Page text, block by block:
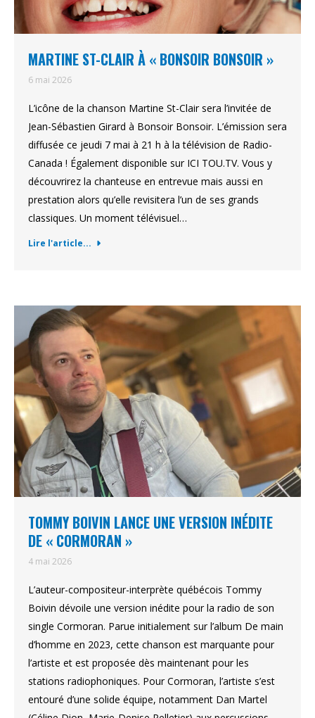
MARTINE ST-CLAIR À « BONSOIR BONSOIR »
6 mai 2026
L’icône de la chanson Martine St-Clair sera l’invitée de
Jean-Sébastien Girard à Bonsoir Bonsoir. L’émission sera
diffusée ce jeudi 7 mai à 21 h à la télévision de Radio-
Canada ! Également disponible sur ICI TOU.TV. Vous y
découvrirez la chanteuse en entrevue mais aussi en
prestation alors qu’elle revisitera l’un de ses grands
classiques. Un moment télévisuel…
Lire l'article...
TOMMY BOIVIN LANCE UNE VERSION INÉDITE
DE « CORMORAN »
4 mai 2026
L’auteur-compositeur-interprète québécois Tommy
Boivin dévoile une version inédite pour la radio de son
single Cormoran. Parue initialement sur l’album De main
d’homme en 2023, cette chanson est marquante pour
l’artiste et est proposée dès maintenant pour les
stations radiophoniques. Pour Cormoran, l’artiste s’est
entouré d’une solide équipe, notamment Dan Martel